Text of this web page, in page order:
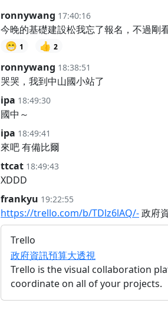
ronnywang 17:40:16
今晚的基礎建設松我忘了報名，不過剛
😁 1 👍 2
ronnywang 18:38:51
哭哭，我到中山國小站了
ipa 18:49:30
國中～
ipa 18:49:41
來吧 有備比爾
ttcat 18:49:43
XDDD
frankyu 19:22:55
https://trello.com/b/TDlz6lAQ/-政府
Trello
政府資訊預算大透視
Trello is the visual collaboration
coordinate on all of your projects.